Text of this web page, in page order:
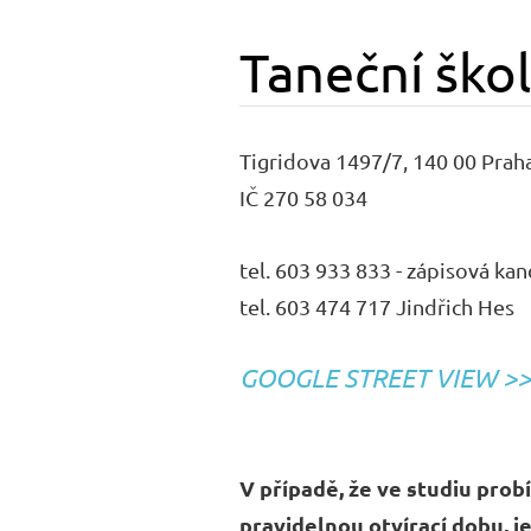
Taneční
Tigridova 1497/7, 140 00
IČ 270 58 034
tel. 603 933 833 - zápisová
tel. 603 474 717 Jindřich Hes
GOOGLE STREET VIEW >>
V případě, že ve studiu
pravidelnou otvírací dobu,